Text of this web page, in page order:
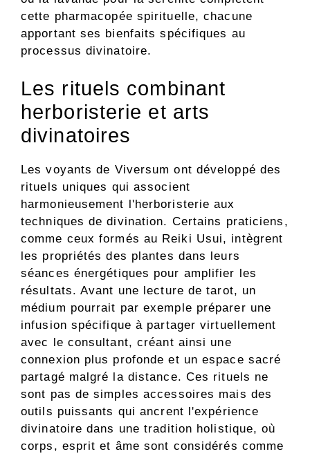
cette pharmacopée spirituelle, chacune
apportant ses bienfaits spécifiques au
processus divinatoire.
Les rituels combinant
herboristerie et arts
divinatoires
Les voyants de Viversum ont développé des
rituels uniques qui associent
harmonieusement l'herboristerie aux
techniques de divination. Certains praticiens,
comme ceux formés au Reiki Usui, intègrent
les propriétés des plantes dans leurs
séances énergétiques pour amplifier les
résultats. Avant une lecture de tarot, un
médium pourrait par exemple préparer une
infusion spécifique à partager virtuellement
avec le consultant, créant ainsi une
connexion plus profonde et un espace sacré
partagé malgré la distance. Ces rituels ne
sont pas de simples accessoires mais des
outils puissants qui ancrent l'expérience
divinatoire dans une tradition holistique, où
corps, esprit et âme sont considérés comme